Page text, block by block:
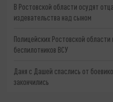
В Ростовской области осудят
издевательства над сыном
Полицейских Ростовской
беспилотников ВСУ
Даня с Дашей спаслись от
закончились